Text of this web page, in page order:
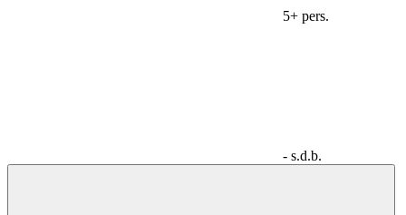
5+ pers.
- s.d.b.